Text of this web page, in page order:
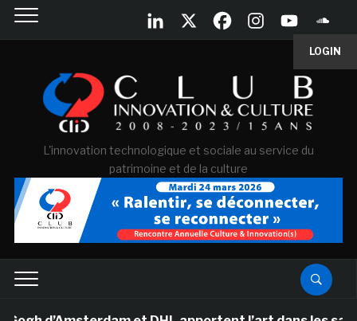
LOGIN
L'innovation technologique et sociale au service du
patrimoine et de la culture